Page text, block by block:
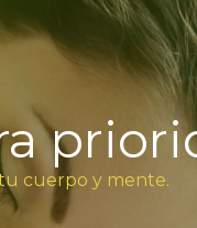
cuerpo y mente.